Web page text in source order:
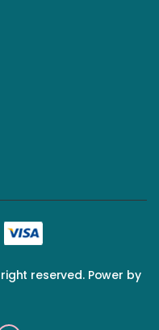
reserved. Power by